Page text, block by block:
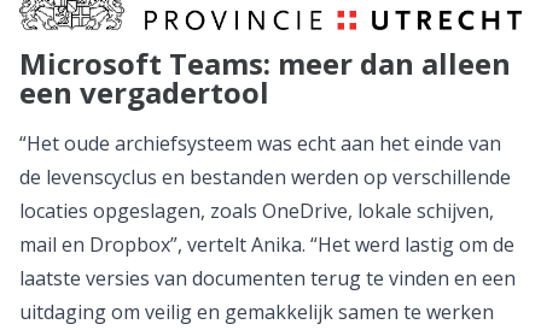
Microsoft Teams: meer dan alleen
een vergadertool
“Het oude archiefsysteem was echt aan het einde van
de levenscyclus en bestanden werden op verschillende
locaties opgeslagen, zoals OneDrive, lokale schijven,
mail en Dropbox”, vertelt Anika. “Het werd lastig om de
laatste versies van documenten terug te vinden en een
uitdaging om veilig en gemakkelijk samen te werken